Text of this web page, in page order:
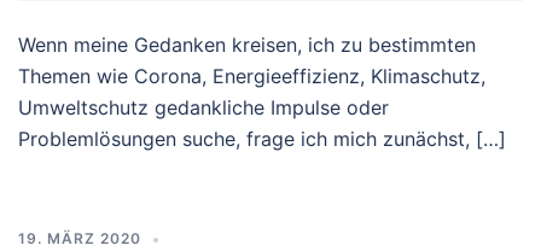
Wenn meine Gedanken kreisen, ich zu bestimmten
Themen wie Corona, Energieeffizienz, Klimaschutz,
Umweltschutz gedankliche Impulse oder
Problemlösungen suche, frage ich mich zunächst, […]
19. MÄRZ 2020